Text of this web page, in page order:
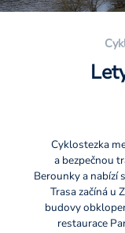
Cyklostezka
a bezpečnou
Berounky a nabízí
Trasa začíná u
budovy
restaurace